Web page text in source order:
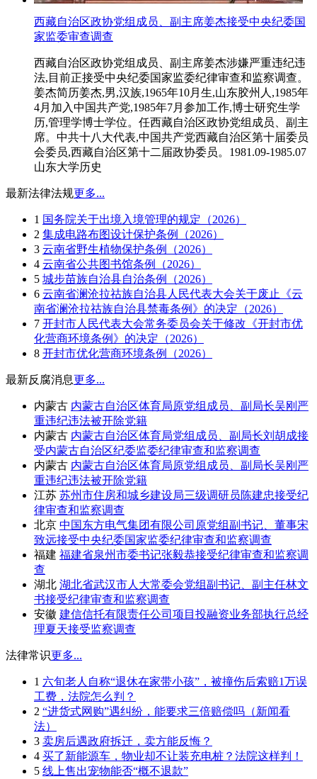
西藏自治区政协党组成员、副主席姜杰接受中央纪委国
家监委审查调查
西藏自治区政协党组成员、副主席姜杰涉嫌严重违纪违
法,目前正接受中央纪委国家监委纪律审查和监察调查。
姜杰简历姜杰,男,汉族,1965年10月生,山东胶州人,1985年
4月加入中国共产党,1985年7月参加工作,博士研究生学
历,管理学博士学位。任西藏自治区政协党组成员、副主
席。中共十八大代表,中国共产党西藏自治区第十届委员
会委员,西藏自治区第十二届政协委员。1981.09-1985.07
山东大学历史
最新法律法规更多...
1 国务院关于出境入境管理的规定（2026）
2 集成电路布图设计保护条例（2026）
3 云南省野生植物保护条例（2026）
4 云南省公共图书馆条例（2026）
5 城步苗族自治县自治条例（2026）
6 云南省澜沧拉祜族自治县人民代表大会关于废止《云
南省澜沧拉祜族自治县禁毒条例》的决定（2026）
7 开封市人民代表大会常务委员会关于修改《开封市优
化营商环境条例》的决定（2026）
8 开封市优化营商环境条例（2026）
最新反腐消息更多...
内蒙古 内蒙古自治区体育局原党组成员、副局长吴刚严
重违纪违法被开除党籍
内蒙古 内蒙古自治区体育局党组成员、副局长刘胡成接
受内蒙古自治区纪委监委纪律审查和监察调查
内蒙古 内蒙古自治区体育局原党组成员、副局长吴刚严
重违纪违法被开除党籍
江苏 苏州市住房和城乡建设局三级调研员陈建忠接受纪
律审查和监察调查
北京 中国东方电气集团有限公司原党组副书记、董事宋
致远接受中央纪委国家监委纪律审查和监察调查
福建 福建省泉州市委书记张毅恭接受纪律审查和监察调
查
湖北 湖北省武汉市人大常委会党组副书记、副主任林文
书接受纪律审查和监察调查
安徽 建信信托有限责任公司项目投融资业务部执行总经
理夏天接受监察调查
法律常识更多...
1 六旬老人自称“退休在家带小孩”，被撞伤后索赔1万误
工费，法院怎么判？
2 “进货式网购”遇纠纷，能要求三倍赔偿吗（新闻看
法）
3 卖房后遇政府拆迁，卖方能反悔？
4 买了新能源车，物业却不让装充电桩？法院这样判！
5 线上售出宠物能否“概不退款”